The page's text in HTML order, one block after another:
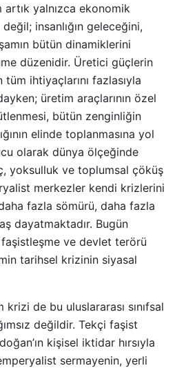
yalnızca ekonomik
insanlığın geleceğini,
bütün dinamiklerini
düzenidir. Üretici güçlerin
tüm ihtiyaçlarını fazlasıyla
üretim araçlarının özel
bütün zenginliğin
elinde toplanmasına yol
olarak dünya ölçeğinde
yoksulluk ve toplumsal çöküş
merkezler kendi krizlerini
fazla sömürü, daha fazla
dayatmaktadır. Bugün
ve devlet terörü
tarihsel krizinin siyasal
krizi de bu uluslararası sınıfsal
değildir. Tekçi faşist
kişisel iktidar hırsıyla
sermayenin, yerli